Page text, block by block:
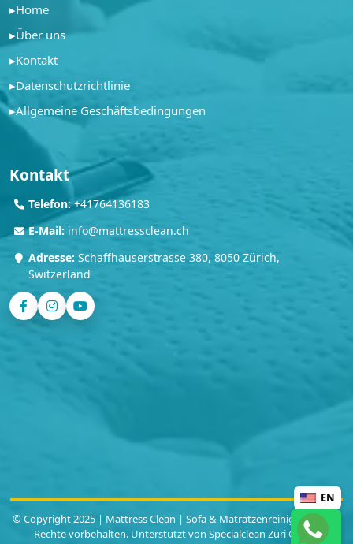
▸Home
▸Über uns
▸Kontakt
▸Datenschutzrichtlinie
▸Allgemeine Geschäftsbedingungen
Kontakt
Telefon: +41764136183
E-Mail: info@mattressclean.ch
Adresse: Schaffhauserstrasse 380, 8050 Zürich,
Switzerland
© Copyright 2025 | Mattress Clean | Sofa & Matratzenreinigung | Alle
Rechte vorbehalten. Unterstützt von Specialclean Züri GmbH
EN